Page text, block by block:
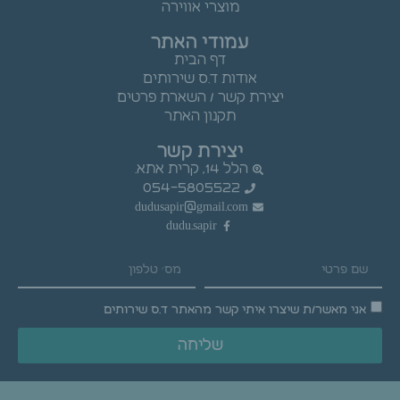
מוצרי אווירה
עמודי האתר
דף הבית
אודות ד.ס שירותים
יצירת קשר / השארת פרטים
תקנון האתר
יצירת קשר
הלל 14, קרית אתא.
054-5805522
dudusapir@gmail.com
dudu.sapir
אני מאשר/ת שיצרו איתי קשר מהאתר ד.ס שירותים
שליחה